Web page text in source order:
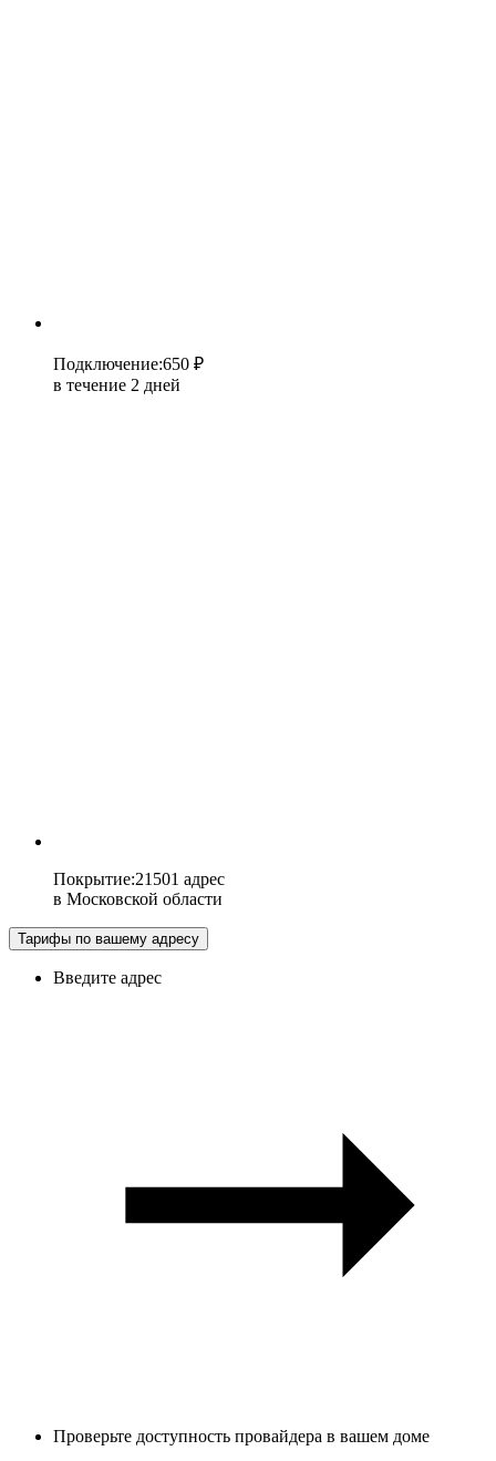
Подключение:650 ₽
в течение 2 дней
Покрытие:21501 адрес
в Московской области
Тарифы по вашему адресу
Введите адрес
Проверьте доступность провайдера в вашем доме